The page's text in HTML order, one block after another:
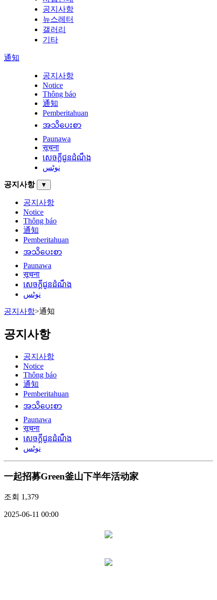
공지사항
뉴스레터
갤러리
기타
通知
공지사항
Notice
Thông báo
通知
Pemberitahuan
အသိပေးစာ
Paunawa
सूचना
សេចក្តីជូនដំណឹង
نوٹس
공지사항 ▼
공지사항
Notice
Thông báo
通知
Pemberitahuan
အသိပေးစာ
Paunawa
सूचना
សេចក្តីជូនដំណឹង
نوٹس
공지사항>通知
공지사항
공지사항
Notice
Thông báo
通知
Pemberitahuan
အသိပေးစာ
Paunawa
सूचना
សេចក្តីជូនដំណឹង
نوٹس
一起招募Green釜山下半年活动家
조회 1,379
2025-06-11 00:00